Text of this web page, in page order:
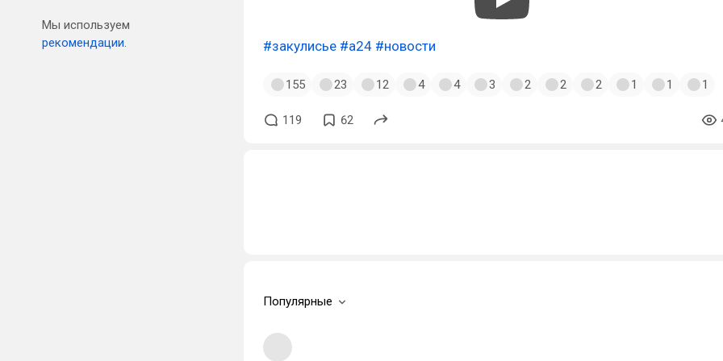
Мы используем
рекомендации.
#закулисье #a24 #новости
155 23 12 4 4 3 2 2 2 1 1 1
119 62
Популярные